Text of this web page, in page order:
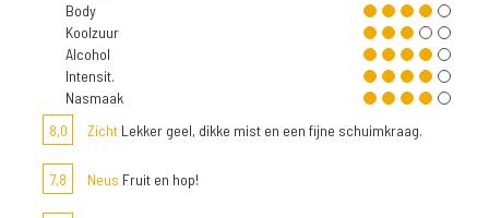
Body
Koolzuur
Alcohol
Intensit.
Nasmaak
8,0
Zicht Lekker geel, dikke mist en een fijne schuimkraag.
7,8 Neus Fruit en hop!